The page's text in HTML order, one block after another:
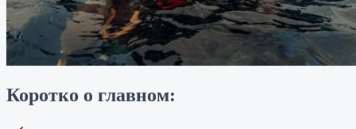
Коротко о главном: